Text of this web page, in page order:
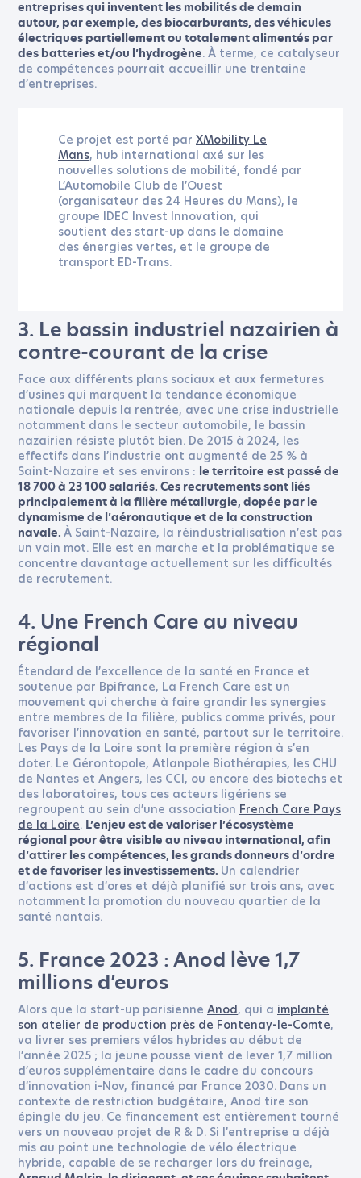
*Champs obligatoires
VOTRE ENTREPRISE
VOTRE PRÉNOM*
VOTRE NOM*
NUMÉRO DE TÉLÉPHONE
ADRESSE E-MAIL*
MESSAGE*
J'ACCEPTE LAPOLITIQUE DE CONFIDENTIALITÉ
ENVOYER
entreprises qui inventent les mobilités de demain
autour, par exemple, des biocarburants, des véhicules
électriques partiellement ou totalement alimentés par
des batteries et/ou l’hydrogène. À terme, ce catalyseur
de compétences pourrait accueillir une trentaine
d’entreprises.
Ce projet est porté par XMobility Le
Mans, hub international axé sur les
nouvelles solutions de mobilité, fondé par
L’Automobile Club de l’Ouest
(organisateur des 24 Heures du Mans), le
groupe IDEC Invest Innovation, qui
soutient des start-up dans le domaine
des énergies vertes, et le groupe de
transport ED-Trans.
3. Le bassin industriel nazairien à
contre-courant de la crise
Face aux différents plans sociaux et aux fermetures
d’usines qui marquent la tendance économique
nationale depuis la rentrée, avec une crise industrielle
notamment dans le secteur automobile, le bassin
nazairien résiste plutôt bien. De 2015 à 2024, les
effectifs dans l’industrie ont augmenté de 25 % à
Saint-Nazaire et ses environs : le territoire est passé de
18 700 à 23 100 salariés. Ces recrutements sont liés
principalement à la filière métallurgie, dopée par le
dynamisme de l’aéronautique et de la construction
navale. À Saint-Nazaire, la réindustrialisation n’est pas
un vain mot. Elle est en marche et la problématique se
concentre davantage actuellement sur les difficultés
de recrutement.
4. Une French Care au niveau
régional
Étendard de l’excellence de la santé en France et
soutenue par Bpifrance, La French Care est un
mouvement qui cherche à faire grandir les synergies
entre membres de la filière, publics comme privés, pour
favoriser l’innovation en santé, partout sur le territoire.
Les Pays de la Loire sont la première région à s’en
doter. Le Gérontopole, Atlanpole Biothérapies, les CHU
de Nantes et Angers, les CCI, ou encore des biotechs et
des laboratoires, tous ces acteurs ligériens se
regroupent au sein d’une association French Care Pays
de la Loire. L’enjeu est de valoriser l’écosystème
régional pour être visible au niveau international, afin
d’attirer les compétences, les grands donneurs d’ordre
et de favoriser les investissements. Un calendrier
d’actions est d’ores et déjà planifié sur trois ans, avec
notamment la promotion du nouveau quartier de la
santé nantais.
5. France 2023 : Anod lève 1,7
millions d’euros
Alors que la start-up parisienne Anod, qui a implanté
son atelier de production près de Fontenay-le-Comte,
va livrer ses premiers vélos hybrides au début de
l’année 2025 ; la jeune pousse vient de lever 1,7 million
d’euros supplémentaire dans le cadre du concours
d’innovation i-Nov, financé par France 2030. Dans un
contexte de restriction budgétaire, Anod tire son
épingle du jeu. Ce financement est entièrement tourné
vers un nouveau projet de R & D. Si l’entreprise a déjà
mis au point une technologie de vélo électrique
hybride, capable de se recharger lors du freinage,